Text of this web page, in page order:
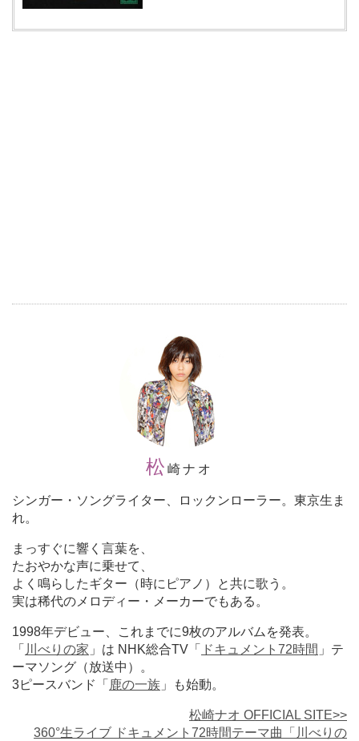
松 崎ナオ
シンガー・ソングライター、ロックンローラー。東京生ま
れ。
まっすぐに響く言葉を、
たおやかな声に乗せて、
よく鳴らしたギター（時にピアノ）と共に歌う。
実は稀代のメロディー・メーカーでもある。
1998年デビュー、これまでに9枚のアルバムを発表。
「 川べりの家 」は NHK総合TV「 ドキュメント72時間 」テ
ーマソング（放送中）。
3ピースバンド「 鹿の一族 」も始動。
松崎ナオ OFFICIAL SITE>>
360°生ライブ ドキュメント72時間テーマ曲「川べりの